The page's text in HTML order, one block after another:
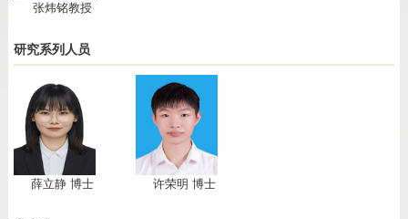
张炜铭教授
研究系列人员
薛立静 博士 许荣明 博士